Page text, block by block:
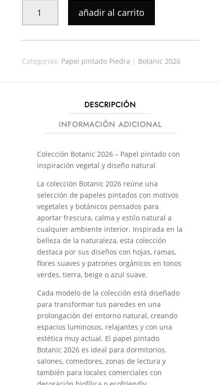
PINTADO
BOTANIC
037
añadir al carrito
Categorias: Papel pintado Piedra | Botanic 2026
DESCRIPCIÓN
INFORMACIÓN ADICIONAL
Colección Botanic 2026 – Papel pintado con
inspiración vegetal y diseño natural
La colección Botanic 2026 reúne una
selección de papeles pintados con motivos
vegetales y botánicos pensados para
aportar frescura, calma y estilo natural a
cualquier ambiente interior. Inspirada en la
belleza de la naturaleza, esta colección
destaca por sus diseños con hojas, ramas,
flores suaves y patrones orgánicos en tonos
verdes, tierra, beige o azul suave.
Cada modelo de la colección está diseñado
para transformar tus paredes en una
prolongación del entorno natural, creando
espacios luminosos, relajantes y con una
estética muy actual. El papel pintado
Botanic 2026 es ideal para dormitorios,
salones, comedores, zonas de lectura y
también para locales comerciales con